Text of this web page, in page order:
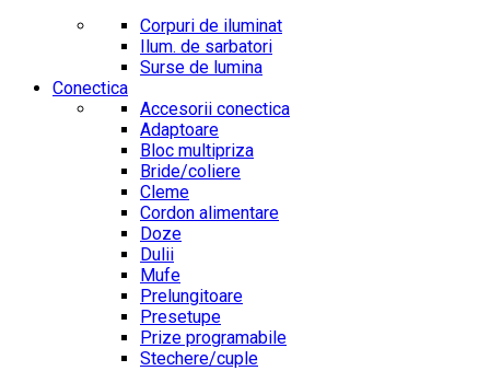
Corpuri de iluminat
Ilum. de sarbatori
Surse de lumina
Conectica
Accesorii conectica
Adaptoare
Bloc multipriza
Bride/coliere
Cleme
Cordon alimentare
Doze
Dulii
Mufe
Prelungitoare
Presetupe
Prize programabile
Stechere/cuple